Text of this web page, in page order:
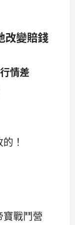
改變賠錢
情差
！
戰鬥營